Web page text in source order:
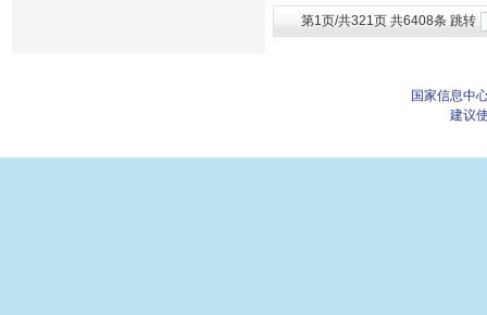
第1页/共321页 共6408条 跳转
国家信息中
建议